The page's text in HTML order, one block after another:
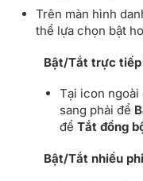
Trên màn hình
thể lựa chọn bật
Bật/Tắt trực tiếp
Tại icon ngoài
sang phải để
để Tắt đồng
Bật/Tắt nhiều